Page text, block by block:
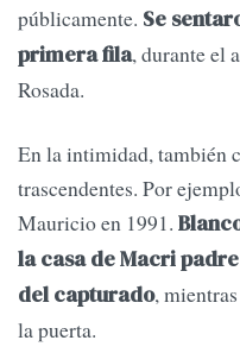
públicamente. Se
primera fila, durante el
Rosada.
En la intimidad, también
trascendentes. Por
Mauricio en 1991.
la casa de Macri
del capturado,
la puerta.